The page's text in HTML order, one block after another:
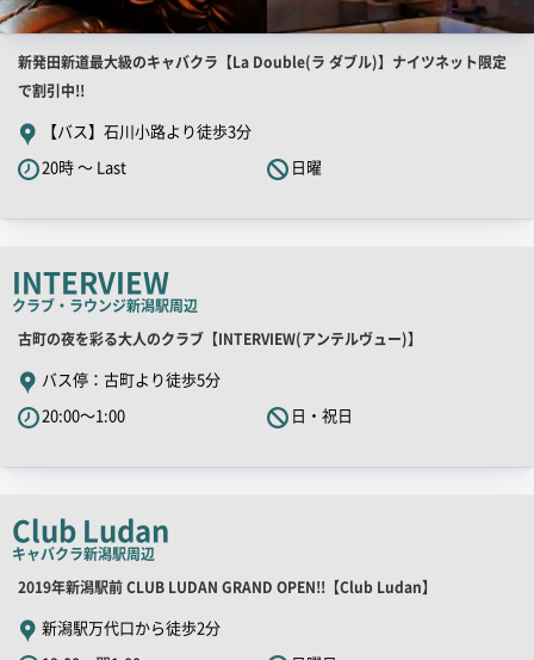
店
舗
PR
キ
ャ
ピ
ー
新発田新道最大級のキャバクラ【La Double(ラ ダブル)】ナイツネット限定
で割引中!!
【バス】石川小路より徒歩3分
20時 ～ Last
日曜
INTERVIEW
クラブ・ラウンジ新潟駅周辺
店
舗
PR
キ
コ
ピ
ー
古町の夜を彩る大人のクラブ【INTERVIEW(アンテルヴュー)】
バス停：古町より徒歩5分
20:00～1:00
日・祝日
Club Ludan
キャバクラ新潟駅周辺
店
舗
PR
2019年新潟駅前 CLUB LUDAN GRAND OPEN!!【Club Ludan】
新潟駅万代口から徒歩2分